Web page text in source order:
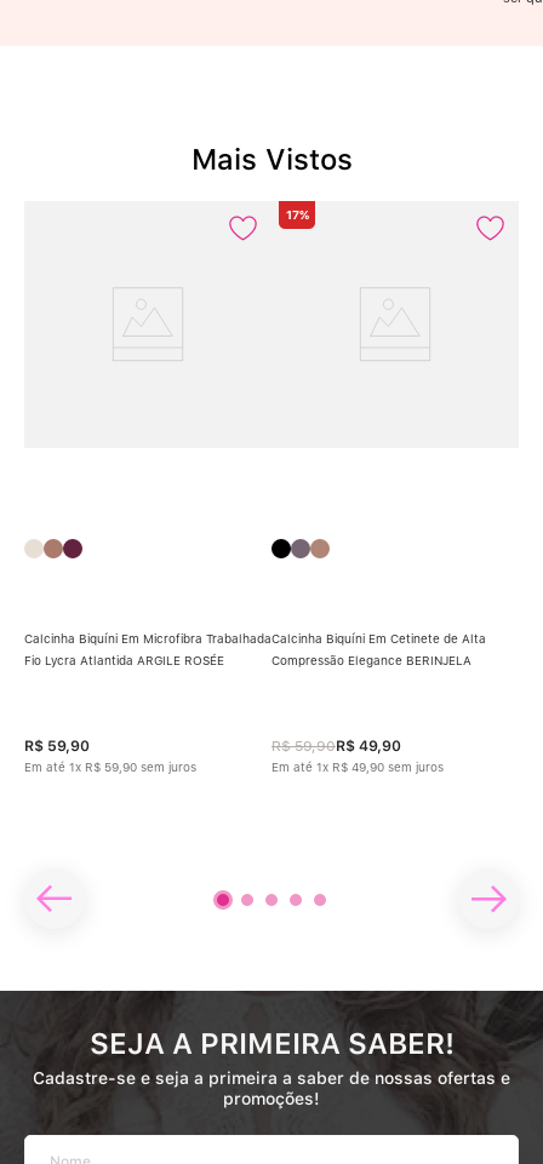
Mais Vistos
Calcinha Biquíni Em Microfibra Trabalhada
Fio Lycra Atlantida ARGILE ROSÉE
R$ 59,90
Em até 1x R$ 59 90 sem juros
17%
Calcinha Biquíni Em Cetinete de Alta
Compressão Elegance BERINJELA
R$ 59,90R$ 49,90
Em até 1x R$ 49 90 sem juros
SEJA A PRIMEIRA SABER!
Cadastre-se e seja a primeira a saber de nossas ofertas e
promoções!